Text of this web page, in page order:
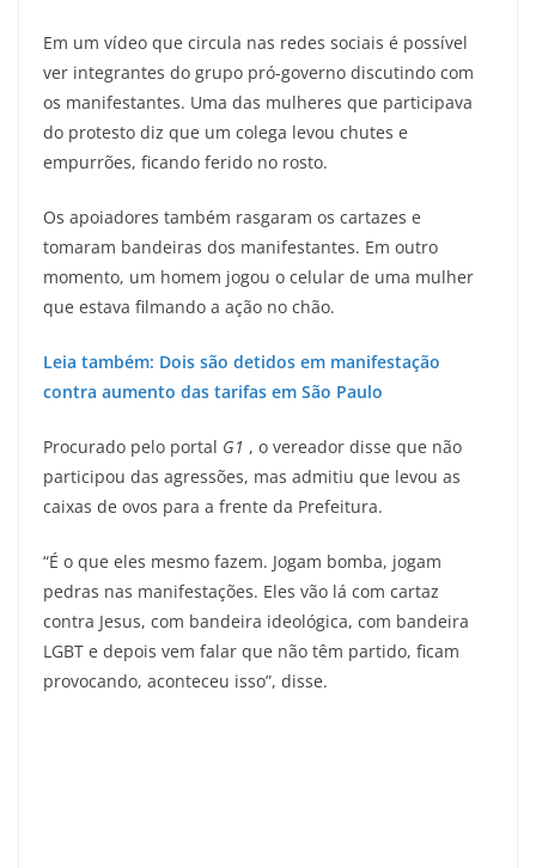
Em um vídeo que circula nas redes sociais é possível
ver integrantes do grupo pró-governo discutindo com
os manifestantes. Uma das mulheres que participava
do protesto diz que um colega levou chutes e
empurrões, ficando ferido no rosto.
Os apoiadores também rasgaram os cartazes e
tomaram bandeiras dos manifestantes. Em outro
momento, um homem jogou o celular de uma mulher
que estava filmando a ação no chão.
Leia também: Dois são detidos em manifestação
contra aumento das tarifas em São Paulo
Procurado pelo portal G1 , o vereador disse que não
participou das agressões, mas admitiu que levou as
caixas de ovos para a frente da Prefeitura.
“É o que eles mesmo fazem. Jogam bomba, jogam
pedras nas manifestações. Eles vão lá com cartaz
contra Jesus, com bandeira ideológica, com bandeira
LGBT e depois vem falar que não têm partido, ficam
provocando, aconteceu isso”, disse.